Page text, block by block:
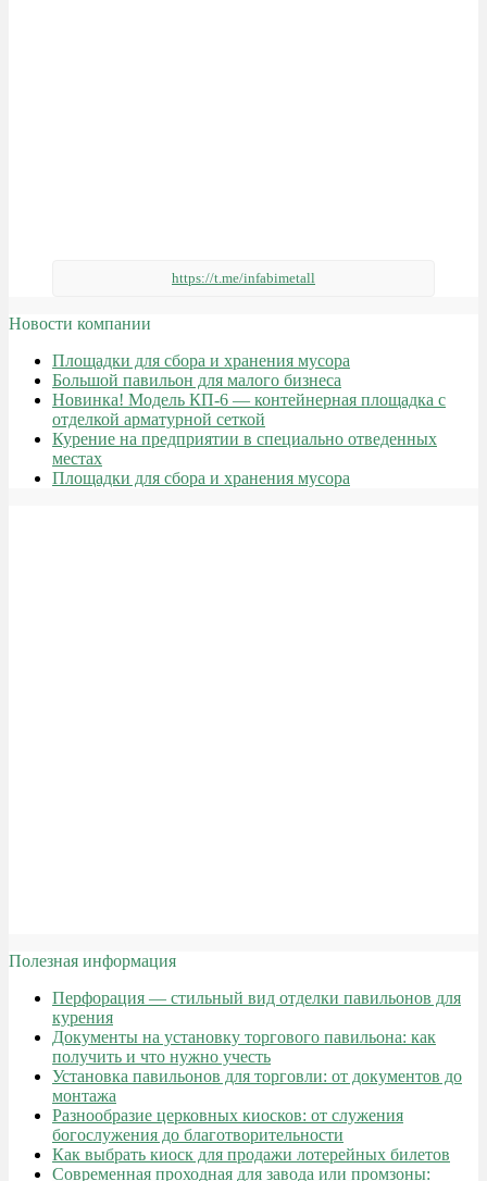
https://t.me/infabimetall
Новости компании
Площадки для сбора и хранения мусора
Большой павильон для малого бизнеса
Новинка! Модель КП-6 — контейнерная площадка с
отделкой арматурной сеткой
Курение на предприятии в специально отведенных
местах
Площадки для сбора и хранения мусора
Полезная информация
Перфорация — стильный вид отделки павильонов для
курения
Документы на установку торгового павильона: как
получить и что нужно учесть
Установка павильонов для торговли: от документов до
монтажа
Разнообразие церковных киосков: от служения
богослужения до благотворительности
Как выбрать киоск для продажи лотерейных билетов
Современная проходная для завода или промзоны: